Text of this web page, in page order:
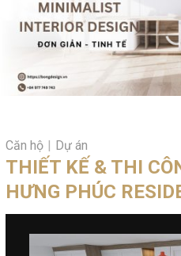
Căn hộ | Dự án
THIẾT KẾ & THI
HƯNG PHÚC